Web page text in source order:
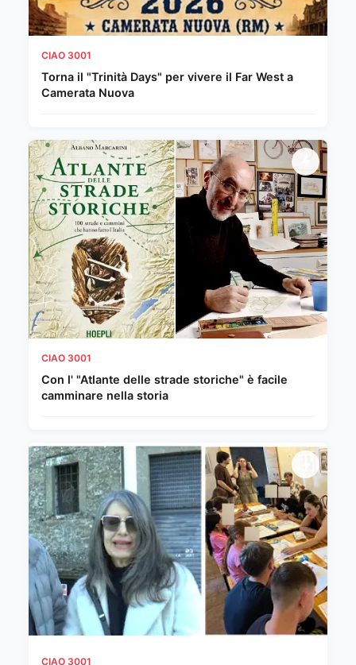
CIAO 3001
Torna il "Trinità Days" per vivere il Far West a
Camerata Nuova
CIAO 3001
Con l' "Atlante delle strade storiche" è facile
camminare nella storia
CIAO 3001